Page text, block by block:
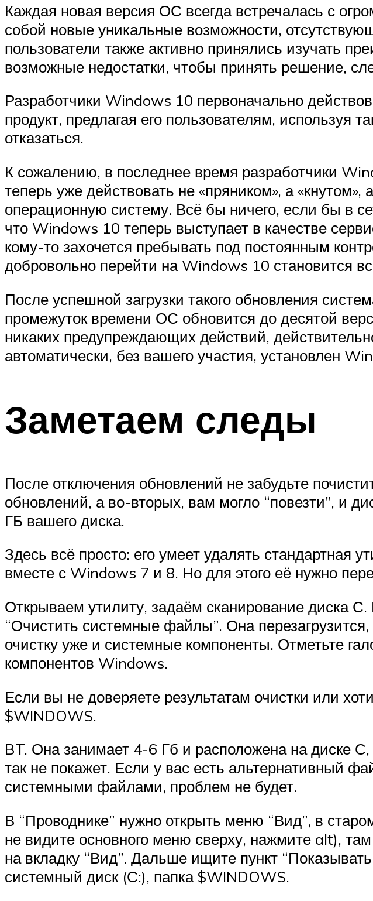
Каждая новая версия ОС всегда встречалась с
собой новые уникальные возможности,
пользователи также активно принялись изучать
возможные недостатки, чтобы принять решение,
Разработчики Windows 10 первоначально
продукт, предлагая его пользователям, используя
отказаться.
К сожалению, в последнее время разработчики
теперь уже действовать не «пряником», а
операционную систему. Всё бы ничего, если бы в
что Windows 10 теперь выступает в качестве
кому-то захочется пребывать под постоянным
добровольно перейти на Windows 10 становится
После успешной загрузки такого обновления
промежуток времени ОС обновится до десятой
никаких предупреждающих действий,
автоматически, без вашего участия, установлен
Заметаем следы
После отключения обновлений не забудьте
обновлений, а во-вторых, вам могло “повезти”, и
ГБ вашего диска.
Здесь всё просто: его умеет удалять стандартная
вместе с Windows 7 и 8. Но для этого её нужно
Открываем утилиту, задаём сканирование диска
“Очистить системные файлы”. Она
очистку уже и системные компоненты. Отметьте
компонентов Windows.
Если вы не доверяете результатам очистки или
$WINDOWS.
BT. Она занимает 4-6 Гб и расположена на диске
так не покажет. Если у вас есть альтернативный
системными файлами, проблем не будет.
В “Проводнике” нужно открыть меню “Вид”, в
не видите основного меню сверху, нажмите alt),
на вкладку “Вид”. Дальше ищите пункт
системный диск (С:), папка $WINDOWS.